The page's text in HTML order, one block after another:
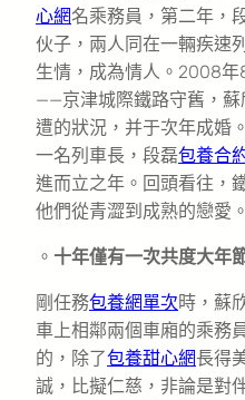
心網名乘務員，第二年，
伙子，兩人同在一輛疾速
生情，成為情人。2008
——京津城際鐵路守舊，蘇
遭的狀況，并于次年成婚
一名列車長，段磊包養合
進而立之年。回頭看往，
他們從青澀到成熟的戀愛。
。 十年僅有一次共度大年
剛任務包養網單次時，蘇
車上相鄰兩個車廂的乘務
的，除了包養甜心網長得
誠，比擬仁慈，非論是對